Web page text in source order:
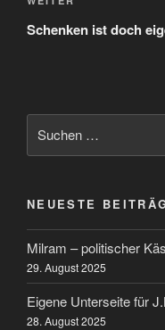
Beitrag
Schenken ist doch
nach:
NEUESTE
Milram – politischer
29. August 2025
Eigene Unterseite für
28. August 2025